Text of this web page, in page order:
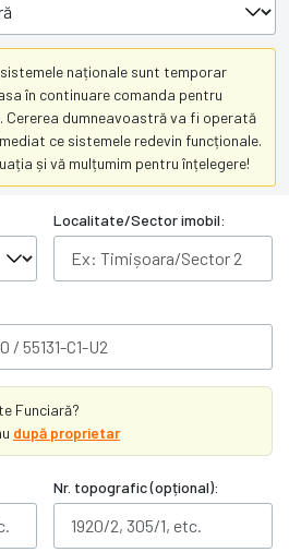
naționale sunt temporar
în continuare comanda pentru
Cererea dumneavoastră va fi operată
ce sistemele redevin funcționale.
și vă mulțumim pentru înțelegere!
Localitate/Sector imobil:
Funciară?
după proprietar
Nr. topografic (opțional):